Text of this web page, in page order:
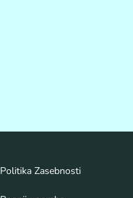
Politika Zasebnosti